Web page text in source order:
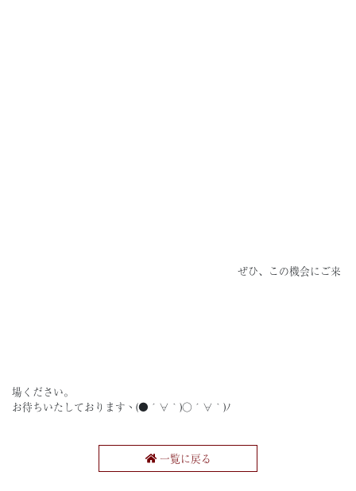
ぜひ、この機会にご来
場ください。
お待ちいたしておりますヽ(●´∀｀)○´∀｀)ﾉ
一覧に戻る